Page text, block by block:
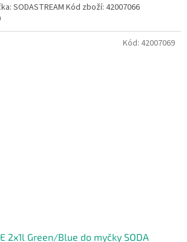
SODASTREAM Kód zboží: 42007066
2x1l Green/Blue do myčky SODA
Kód: 42007069